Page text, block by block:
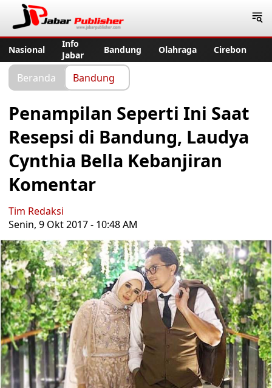
Nasional
Info
Jabar
Bandung Olahraga Cirebon
Beranda Bandung
Penampilan Seperti Ini Saat
Resepsi di Bandung, Laudya
Cynthia Bella Kebanjiran
Komentar
Tim Redaksi
Senin, 9 Okt 2017 - 10:48 AM